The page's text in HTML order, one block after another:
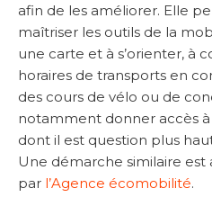
afin de les améliorer. Elle
maîtriser les outils de la
une carte et à s’orienter, à
horaires de transports en
des cours de vélo ou de
notamment donner accès
dont il est question plus
Une démarche similaire
par l’Agence écomobilité.